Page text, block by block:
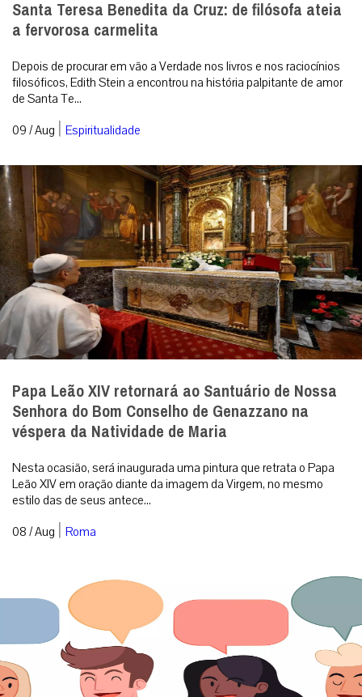
Santa Teresa Benedita da Cruz: de filósofa ateia
a fervorosa carmelita
Depois de procurar em vão a Verdade nos livros e nos raciocínios
filosóficos, Edith Stein a encontrou na história palpitante de amor
de Santa Te...
09 / Aug | Espiritualidade
Papa Leão XIV retornará ao Santuário de Nossa
Senhora do Bom Conselho de Genazzano na
véspera da Natividade de Maria
Nesta ocasião, será inaugurada uma pintura que retrata o Papa
Leão XIV em oração diante da imagem da Virgem, no mesmo
estilo das de seus antece...
08 / Aug | Roma